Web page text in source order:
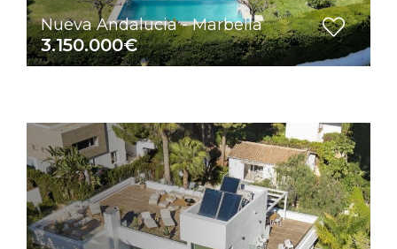
Nueva Andalucia - Marbella
3.150.000€